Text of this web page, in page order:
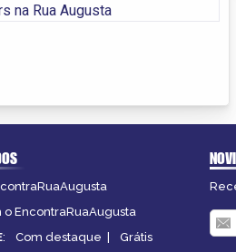
na Rua Augusta
o EncontraRuaAugusta
: Com destaque | Grátis